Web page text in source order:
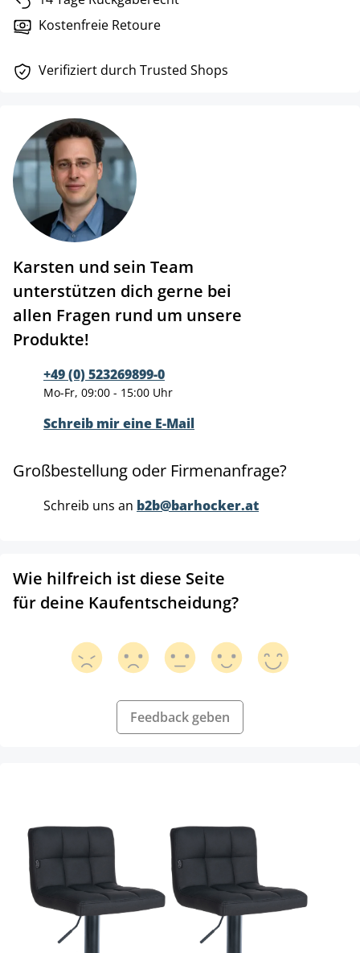
Kostenfreie Retoure
Verifiziert durch Trusted Shops
Karsten und sein Team
unterstützen dich gerne bei
allen Fragen rund um unsere
Produkte!
+49 (0) 523269899-0
Mo-Fr, 09:00 - 15:00 Uhr
Schreib mir eine E-Mail
Großbestellung oder Firmenanfrage?
Schreib uns an b2b@barhocker.at
Wie hilfreich ist diese Seite
für deine Kaufentscheidung?
Feedback geben